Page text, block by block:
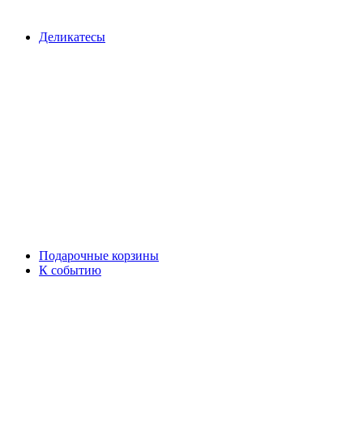
Деликатесы
Подарочные корзины
К событию